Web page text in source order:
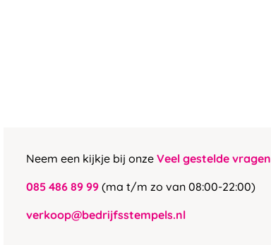
Neem een kijkje bij onze Veel gestelde vragen
085 486 89 99 (ma t/m zo van 08:00-22:00)
verkoop@bedrijfsstempels.nl